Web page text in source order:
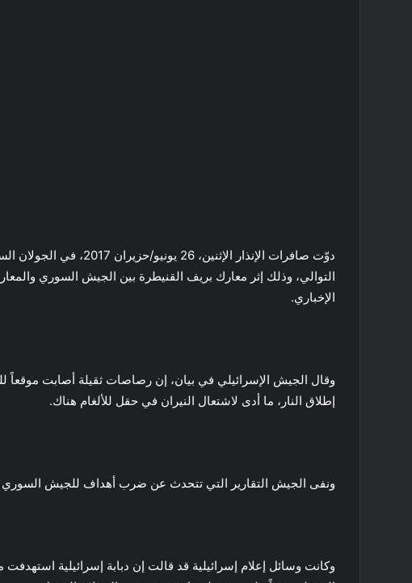
دوّت صافرات الإنذار
التوالي، وذلك إثر معارك بريف القنيطرة بين الجيش السوري
الإخباري.
وقال الجيش الإسرائيلي في بيان، إن رصاصات ثقيلة أصابت
إطلاق النار، ما أدى لاشتعال النيران في حقل للألغام هناك.
ونفى الجيش التقارير التي تتحدث عن ضرب أهداف للجيش السوري
وكانت وسائل إعلام إسرائيلية قد قالت إن دبابة إسرائيلية